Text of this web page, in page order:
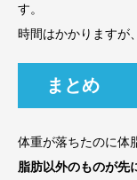
す。
時間はかかりますが
まとめ
体重が落ちたのに体
脂肪以外のものが先